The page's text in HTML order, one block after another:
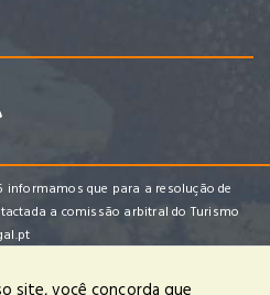
informamos que para a resolução de
a comissão arbitral do Turismo